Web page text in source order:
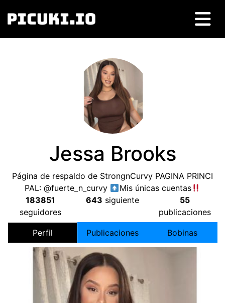
Jessa Brooks
Página de respaldo de StrongnCurvy PAGINA PRINCI
PAL: @fuerte_n_curvy
Mis únicas cuentas
183851
seguidores
643 siguiente
55
publicaciones
Perfil Publicaciones Bobinas